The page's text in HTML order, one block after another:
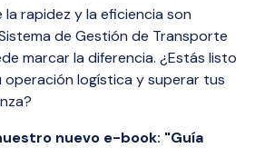
rapidez y la eficiencia son
de Gestión de Transporte
marcar la diferencia. ¿Estás listo
logística y superar tus
nuevo e-book: "Guía